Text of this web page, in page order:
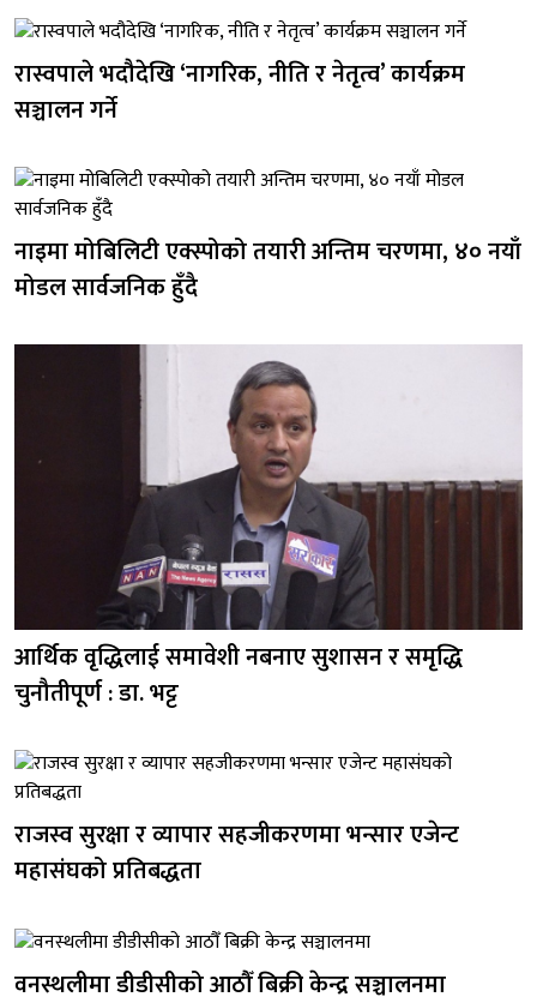
रास्वपाले भदौदेखि ‘नागरिक, नीति र नेतृत्व’ कार्यक्रम
सञ्चालन गर्ने
नाइमा मोबिलिटी एक्स्पोको तयारी अन्तिम चरणमा, ४० नयाँ
मोडल सार्वजनिक हुँदै
आर्थिक वृद्धिलाई समावेशी नबनाए सुशासन र समृद्धि
चुनौतीपूर्ण : डा. भट्ट
राजस्व सुरक्षा र व्यापार सहजीकरणमा भन्सार एजेन्ट
महासंघको प्रतिबद्धता
वनस्थलीमा डीडीसीको आठौँ बिक्री केन्द्र सञ्चालनमा